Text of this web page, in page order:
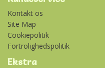
Kontakt os
Site Map
Cookiepolitik
Fortrolighedspolitik
Ekstra